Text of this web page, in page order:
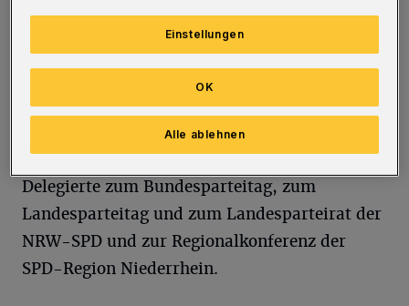
Mitglieder – 106 Delegierte aus den 14
Ortsvereinen der SPD in Wuppertal sowie die
Mitglieder des Unterbezirksvorstandes.
Sie wählen nach zwei Jahren turnusgemäß
einen neuen Unterbezirksvorstand sowie
Delegierte zum Bundesparteitag, zum
Landesparteitag und zum Landesparteirat der
NRW-SPD und zur Regionalkonferenz der
SPD-Region Niederrhein.
Einstellungen
Alle ablehnen
OK